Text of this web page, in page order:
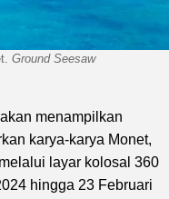
Ground Seesaw
menampilkan
karya-karya Monet,
layar kolosal 360
hingga 23 Februari